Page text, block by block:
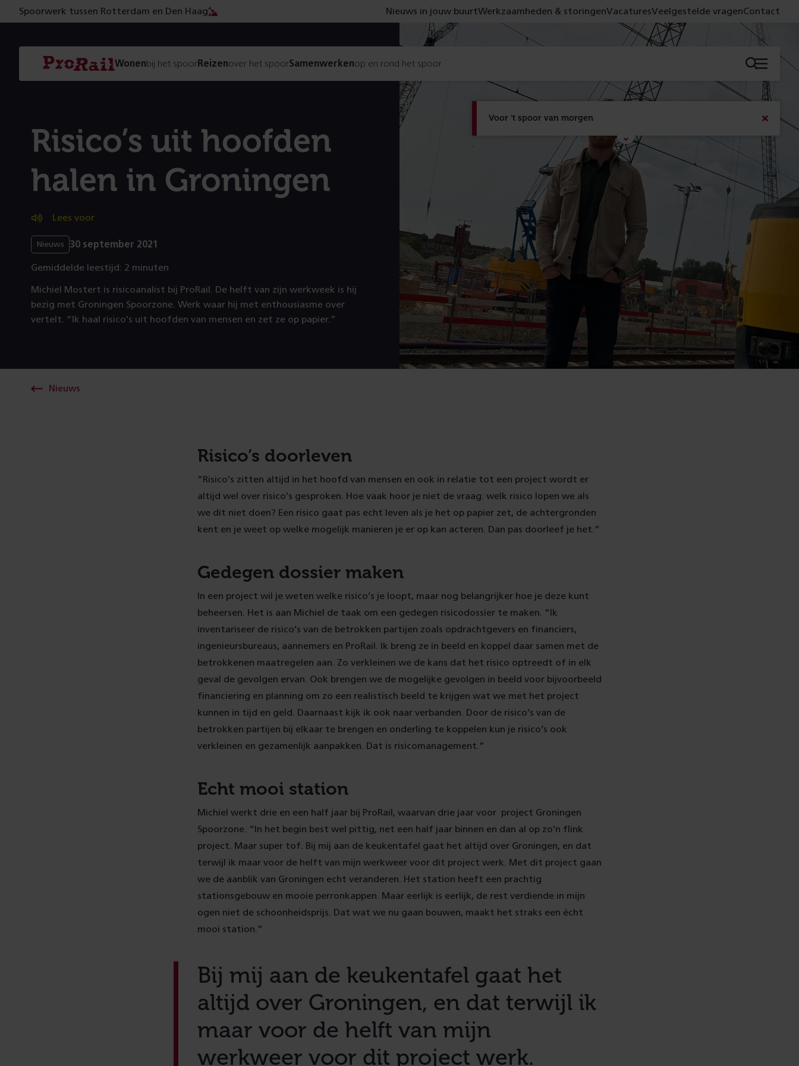
Voor 't spoor van morgen
Met de campagne 'Voor 't spoor naar morgen' laten
we zien wat er vandaag gebeurt en wat dat -
figuurlijk gezien - morgen oplevert.
Lees meer
sluiten
Spoorwerk tussen Rotterdam en Den Haag Nieuws in jouw buurtWerkzaamheden & storingenVacaturesVeelgestelde vragenContact
Navigatie
Homepage
ProRail
Wonenbij het spoorReizenover het spoorSamenwerkenop en rond het spoor Menu
Risico’s uit hoofden
halen in Groningen
Lees voor
Nieuws 30 september 2021
Gemiddelde leestijd: 2 minuten
Michiel Mostert is risicoanalist bij ProRail. De helft van zijn werkweek is hij
bezig met Groningen Spoorzone. Werk waar hij met enthousiasme over
vertelt. “Ik haal risico’s uit hoofden van mensen en zet ze op papier.”
Nieuws
Risico’s doorleven
“Risico’s zitten altijd in het hoofd van mensen en ook in relatie tot een project wordt er
altijd wel over risico’s gesproken. Hoe vaak hoor je niet de vraag: welk risico lopen we als
we dit niet doen? Een risico gaat pas echt leven als je het op papier zet, de achtergronden
kent en je weet op welke mogelijk manieren je er op kan acteren. Dan pas doorleef je het.”
Gedegen dossier maken
In een project wil je weten welke risico’s je loopt, maar nog belangrijker hoe je deze kunt
beheersen. Het is aan Michiel de taak om een gedegen risicodossier te maken. “Ik
inventariseer de risico’s van de betrokken partijen zoals opdrachtgevers en financiers,
ingenieursbureaus, aannemers en ProRail. Ik breng ze in beeld en koppel daar samen met de
betrokkenen maatregelen aan. Zo verkleinen we de kans dat het risico optreedt of in elk
geval de gevolgen ervan. Ook brengen we de mogelijke gevolgen in beeld voor bijvoorbeeld
financiering en planning om zo een realistisch beeld te krijgen wat we met het project
kunnen in tijd en geld. Daarnaast kijk ik ook naar verbanden. Door de risico’s van de
betrokken partijen bij elkaar te brengen en onderling te koppelen kun je risico’s ook
verkleinen en gezamenlijk aanpakken. Dat is risicomanagement.”
Echt mooi station
Michiel werkt drie en een half jaar bij ProRail, waarvan drie jaar voor project Groningen
Spoorzone. “In het begin best wel pittig, net een half jaar binnen en dan al op zo’n flink
project. Maar super tof. Bij mij aan de keukentafel gaat het altijd over Groningen, en dat
terwijl ik maar voor de helft van mijn werkweer voor dit project werk. Met dit project gaan
we de aanblik van Groningen echt veranderen. Het station heeft een prachtig
stationsgebouw en mooie perronkappen. Maar eerlijk is eerlijk, de rest verdiende in mijn
ogen niet de schoonheidsprijs. Dat wat we nu gaan bouwen, maakt het straks een écht
mooi station.”
Bij mij aan de keukentafel gaat het
altijd over Groningen, en dat terwijl ik
maar voor de helft van mijn
werkweer voor dit project werk.